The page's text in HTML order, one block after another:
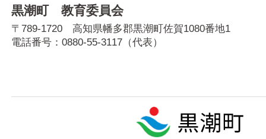
黒潮町 教育委員会
〒789-1720 高知県幡多郡黒潮町佐賀1080番地1
電話番号：0880-55-3117 （代表）